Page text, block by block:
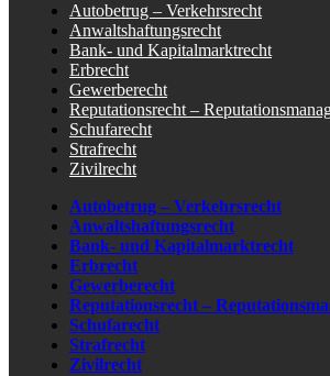
Autobetrug – Verkehrsrecht
Anwaltshaftungsrecht
Bank- und Kapitalmarktrecht
Erbrecht
Gewerberecht
Reputationsrecht –
Schufarecht
Strafrecht
Zivilrecht
Autobetrug – Verkehrsrecht
Anwaltshaftungsrecht
Bank- und Kapitalmarktrecht
Erbrecht
Gewerberecht
Reputationsrecht –
Schufarecht
Strafrecht
Zivilrecht